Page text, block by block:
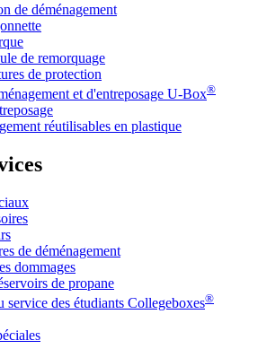
de déménagement
de remorquage
de protection
et d'entreposage U-Box®
réutilisables en plastique
de déménagement
dommages
de propane
service des étudiants Collegeboxes®